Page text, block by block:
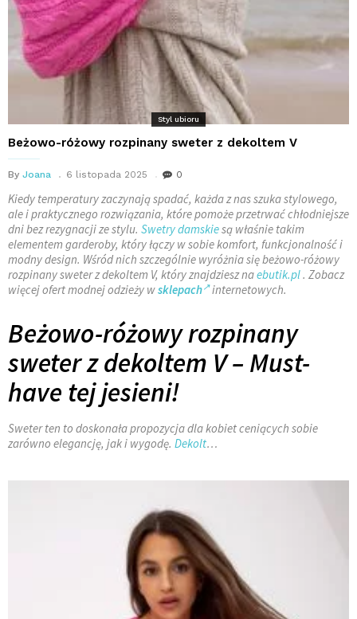
Styl ubioru
Beżowo-różowy rozpinany sweter z dekoltem V
By Joana 6 listopada 2025 0
Kiedy temperatury zaczynają spadać, każda z nas szuka stylowego,
ale i praktycznego rozwiązania, które pomoże przetrwać chłodniejsze
dni bez rezygnacji ze stylu. Swetry damskiesą właśnie takim
elementem garderoby, który łączy w sobie komfort, funkcjonalność i
modny design. Wśród nich szczególnie wyróżnia się beżowo-różowy
rozpinany sweter z dekoltem V, który znajdziesz naebutik.pl. Zobacz
więcej ofert modnej odzieży wsklepach internetowych.
Beżowo-różowy rozpinany
sweter z dekoltem V – Must-
have tej jesieni!
Sweter ten to doskonała propozycja dla kobiet ceniących sobie
zarówno elegancję, jak i wygodę. Dekolt…